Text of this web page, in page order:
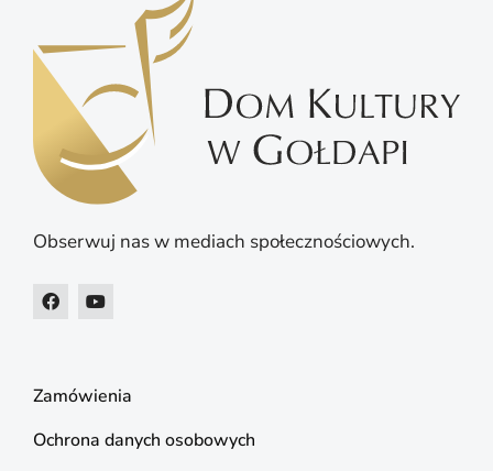
Obserwuj nas w mediach społecznościowych.
Zamówienia
Ochrona danych osobowych